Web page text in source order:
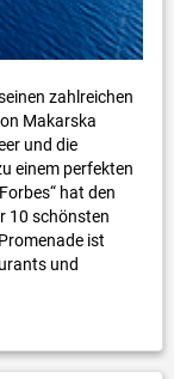
zahlreichen
Makarska
und die
einem perfekten
hat den
10 schönsten
ist
und